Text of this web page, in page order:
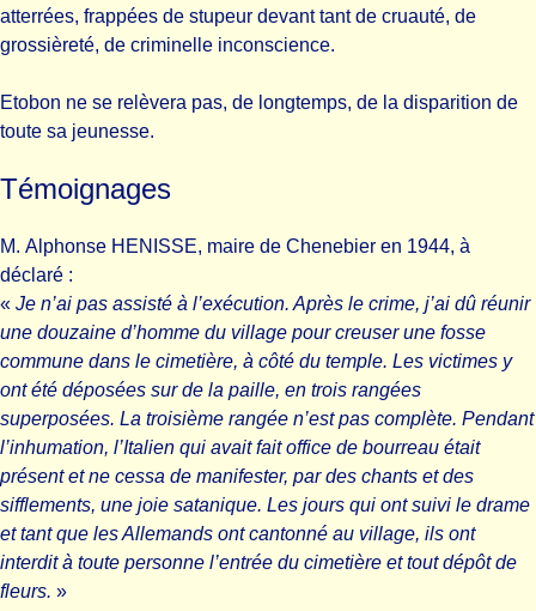
atterrées, frappées de stupeur devant tant de cruauté, de
grossièreté, de criminelle inconscience.
Etobon ne se relèvera pas, de longtemps, de la disparition de
toute sa jeunesse.
Témoignages
M. Alphonse HENISSE, maire de Chenebier en 1944, à
déclaré :
« Je n’ai pas assisté à l’exécution. Après le crime, j’ai dû réunir
une douzaine d’homme du village pour creuser une fosse
commune dans le cimetière, à côté du temple. Les victimes y
ont été déposées sur de la paille, en trois rangées
superposées. La troisième rangée n’est pas complète. Pendant
l’inhumation, l’Italien qui avait fait office de bourreau était
présent et ne cessa de manifester, par des chants et des
sifflements, une joie satanique. Les jours qui ont suivi le drame
et tant que les Allemands ont cantonné au village, ils ont
interdit à toute personne l’entrée du cimetière et tout dépôt de
fleurs. »